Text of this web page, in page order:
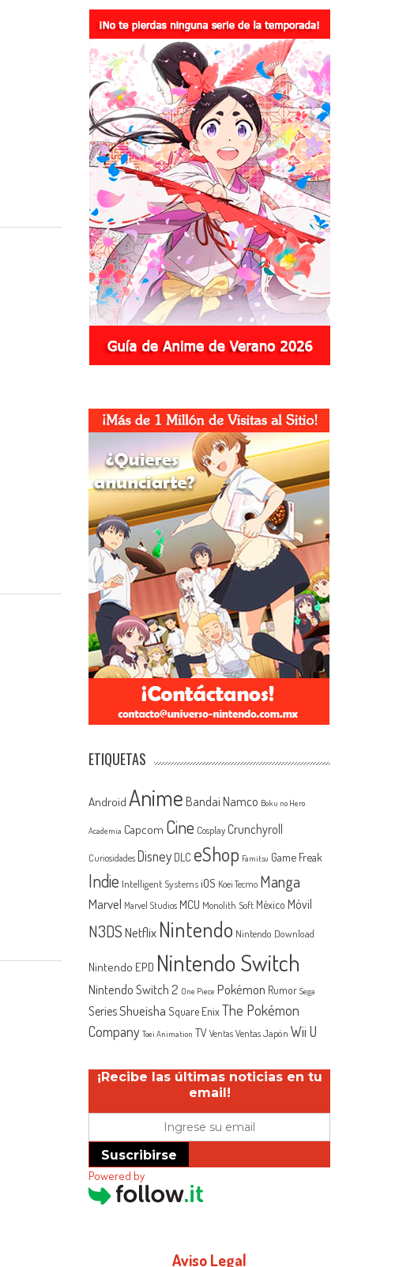
ETIQUETAS
Android Anime Bandai Namco Boku no Hero
Academia Capcom Cine Cosplay Crunchyroll
Curiosidades Disney DLC eShop Famitsu Game Freak
Indie Intelligent Systems iOS Koei Tecmo Manga
Marvel Marvel Studios MCU Monolith Soft México Móvil
N3DSNetflix Nintendo Nintendo Download
Nintendo EPD Nintendo Switch
Nintendo Switch 2 One Piece Pokémon Rumor Sega
SeriesShueisha Square EnixThe Pokémon
Company Toei Animation TV Ventas Ventas Japón Wii U
¡Recibe las últimas noticias en tu
email!
Suscribirse
Powered by
Aviso Legal